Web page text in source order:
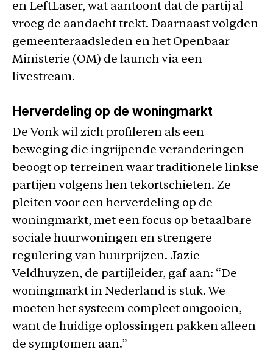
en LeftLaser, wat aantoont dat de partij al
vroeg de aandacht trekt. Daarnaast volgden
gemeenteraadsleden en het Openbaar
Ministerie (OM) de launch via een
livestream.
Herverdeling op de woningmarkt
De Vonk wil zich profileren als een
beweging die ingrijpende veranderingen
beoogt op terreinen waar traditionele linkse
partijen volgens hen tekortschieten. Ze
pleiten voor een herverdeling op de
woningmarkt, met een focus op betaalbare
sociale huurwoningen en strengere
regulering van huurprijzen. Jazie
Veldhuyzen, de partijleider, gaf aan: “De
woningmarkt in Nederland is stuk. We
moeten het systeem compleet omgooien,
want de huidige oplossingen pakken alleen
de symptomen aan.”